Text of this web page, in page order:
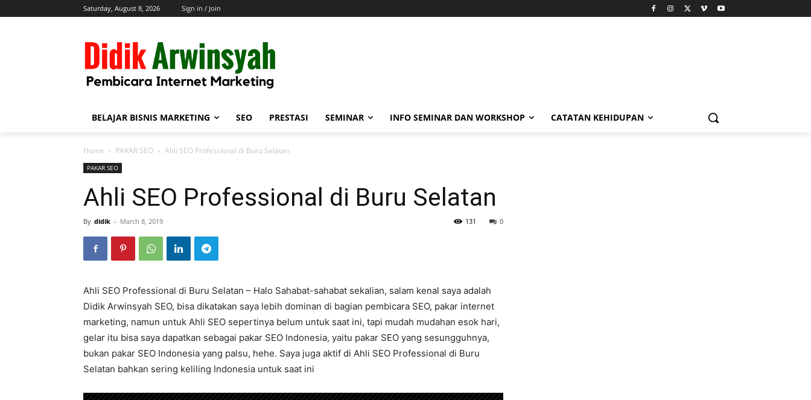
Saturday, August 8, 2026 Sign in / Join
BELAJAR BISNIS MARKETING SEO PRESTASI SEMINAR INFO SEMINAR DAN WORKSHOP CATATAN KEHIDUPAN
Home PAKAR SEO Ahli SEO Professional di Buru Selatan
PAKAR SEO
Ahli SEO Professional di Buru Selatan
By didik - March 8, 2019 0
131
Ahli SEO Professional di Buru Selatan – Halo Sahabat-sahabat sekalian, salam kenal saya adalah
Didik Arwinsyah SEO, bisa dikatakan saya lebih dominan di bagian pembicara SEO, pakar internet
marketing, namun untuk Ahli SEO sepertinya belum untuk saat ini, tapi mudah mudahan esok hari,
gelar itu bisa saya dapatkan sebagai pakar SEO Indonesia, yaitu pakar SEO yang sesungguhnya,
bukan pakar SEO Indonesia yang palsu, hehe. Saya juga aktif di Ahli SEO Professional di Buru
Selatan bahkan sering keliling Indonesia untuk saat ini